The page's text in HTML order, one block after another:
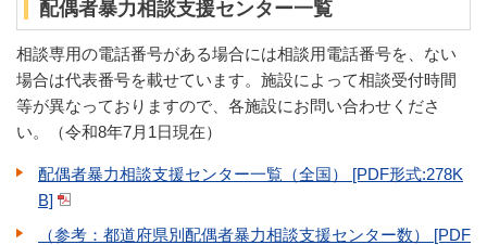
配偶者暴力相談支援センター一覧
相談専用の電話番号がある場合には相談用電話番号を、ない
場合は代表番号を載せています。施設によって相談受付時間
等が異なっておりますので、各施設にお問い合わせくださ
い。（令和8年7月1日現在）
配偶者暴力相談支援センター一覧（全国） [PDF形式:278K
B]
（参考：都道府県別配偶者暴力相談支援センター数） [PDF